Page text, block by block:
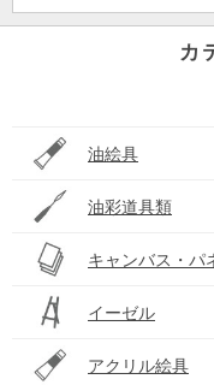
カ
油絵具
油彩道具類
キャンバス・パ
イーゼル
アクリル絵具